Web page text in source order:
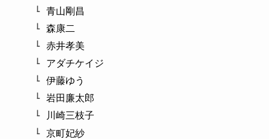
青山剛昌
森康二
赤井孝美
アダチケイジ
伊藤ゆう
岩田廉太郎
川崎三枝子
京町妃紗